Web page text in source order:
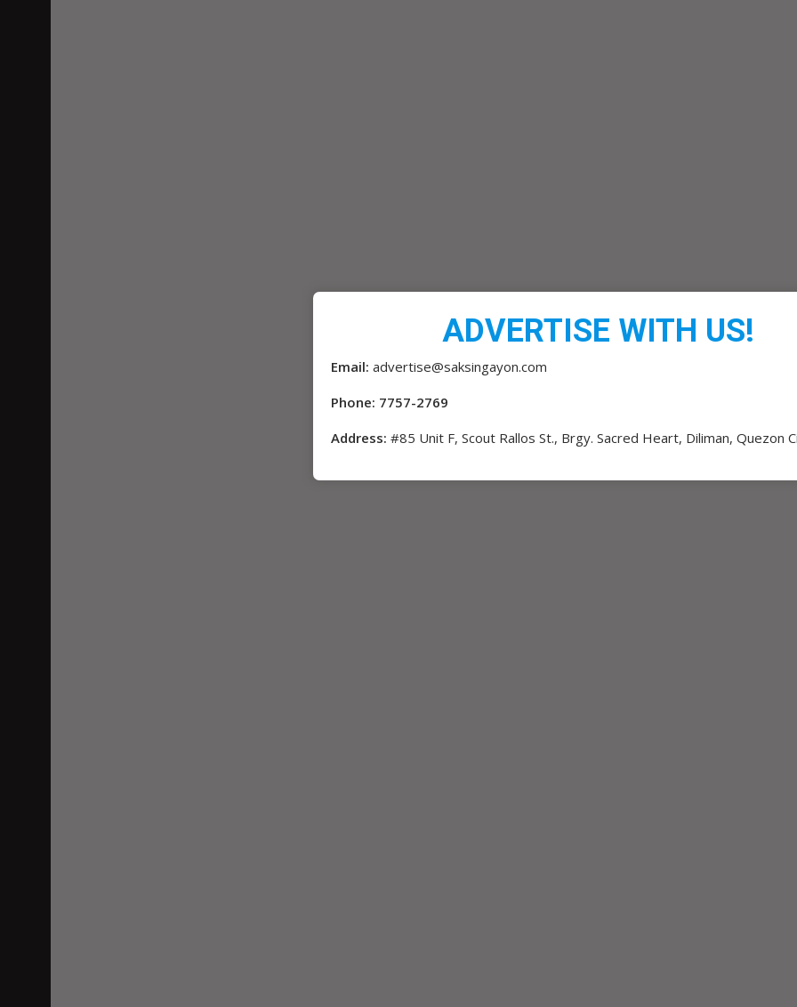
ADVERTISE WITH US!
Email: advertise@saksingayon.com
Phone: 7757-2769
Address: #85 Unit F, Scout Rallos St., Brgy. Sacred Heart, Diliman, Quezon